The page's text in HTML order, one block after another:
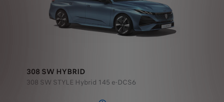
308 SW HYBRID
308 SW STYLE Hybrid 145 e-DCS6